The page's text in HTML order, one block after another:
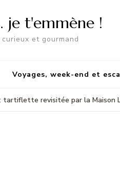
je t'emmène !
curieux et gourmand
Voyages, week-end et
tartiflette revisitée par la Maison